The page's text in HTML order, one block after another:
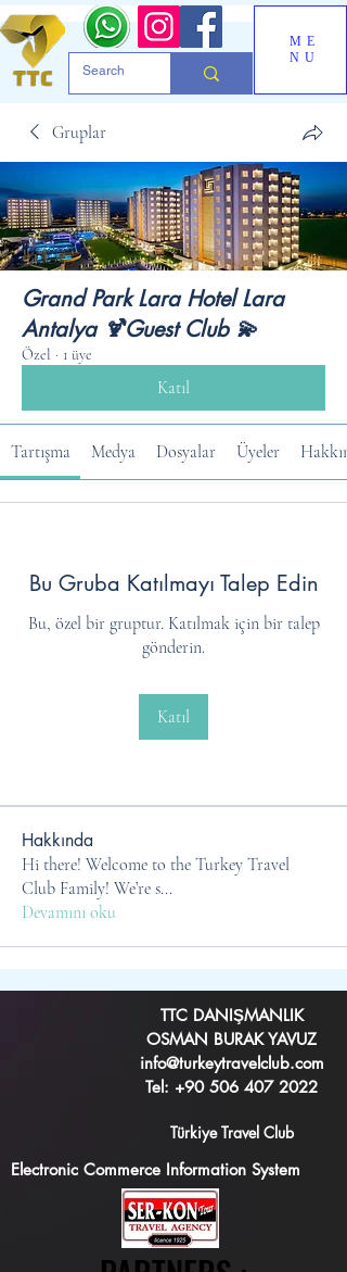
ME
NU
Gruplar
Grand Park Lara Hotel Lara
Antalya 🍹Guest Club 💫
Özel · 1 üye
Katıl
Tartışma Medya Dosyalar Üyeler
Bu Gruba Katılmayı Talep Edin
Bu, özel bir gruptur. Katılmak için bir talep
gönderin.
Katıl
Hakkında
Hi there! Welcome to the Turkey Travel
Club Family! We’re s...
Devamını oku
TTC DANIŞMANLIK
OSMAN BURAK YAVUZ
info@turkeytravelclub.com
Tel: +90 506 407 2022
Türkiye Travel Club
Electronic Commerce Information System